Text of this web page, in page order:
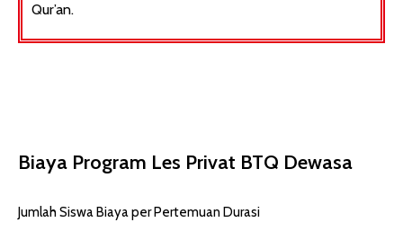
Qur’an.​
Biaya Program Les Privat BTQ Dewasa
Jumlah Siswa Biaya per Pertemuan Durasi